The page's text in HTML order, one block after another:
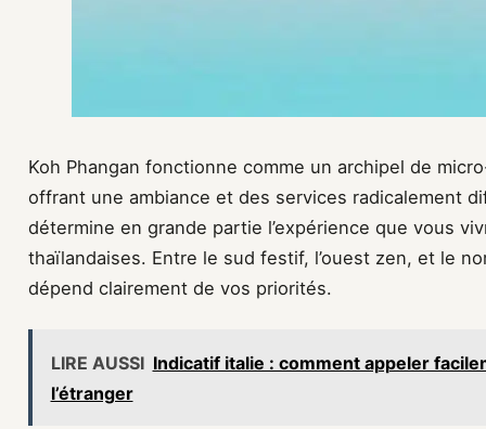
Koh Phangan fonctionne comme un archipel de
offrant une ambiance et des services radicalement
détermine en grande partie l’expérience que vous
thaïlandaises. Entre le sud festif, l’ouest zen, et le
dépend clairement de vos priorités.
LIRE AUSSI Indicatif italie : comment appeler
l’étranger